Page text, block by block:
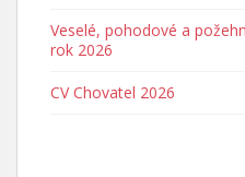
Veselé, pohodové a
rok 2026
CV Chovatel 2026